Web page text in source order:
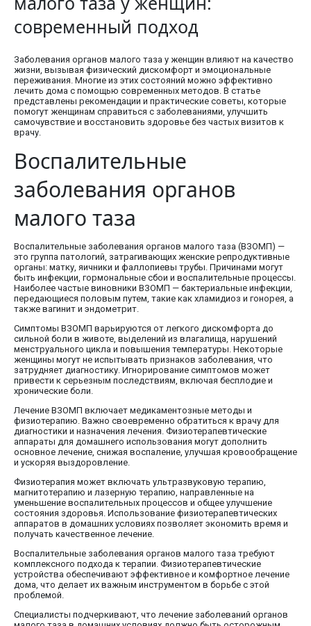
современный подход
Заболевания органов малого таза у женщин влияют на качество
жизни, вызывая физический дискомфорт и эмоциональные
переживания. Многие из этих состояний можно эффективно
лечить дома с помощью современных методов. В статье
представлены рекомендации и практические советы, которые
помогут женщинам справиться с заболеваниями, улучшить
самочувствие и восстановить здоровье без частых визитов к
врачу.
Воспалительные
заболевания органов
малого таза
Воспалительные заболевания органов малого таза (ВЗОМП) —
это группа патологий, затрагивающих женские репродуктивные
органы: матку, яичники и фаллопиевы трубы. Причинами могут
быть инфекции, гормональные сбои и воспалительные процессы.
Наиболее частые виновники ВЗОМП — бактериальные инфекции,
передающиеся половым путем, такие как хламидиоз и гонорея, а
также вагинит и эндометрит.
Симптомы ВЗОМП варьируются от легкого дискомфорта до
сильной боли в животе, выделений из влагалища, нарушений
менструального цикла и повышения температуры. Некоторые
женщины могут не испытывать признаков заболевания, что
затрудняет диагностику. Игнорирование симптомов может
привести к серьезным последствиям, включая бесплодие и
хронические боли.
Лечение ВЗОМП включает медикаментозные методы и
физиотерапию. Важно своевременно обратиться к врачу для
диагностики и назначения лечения. Физиотерапевтические
аппараты для домашнего использования могут дополнить
основное лечение, снижая воспаление, улучшая кровообращение
и ускоряя выздоровление.
Физиотерапия может включать ультразвуковую терапию,
магнитотерапию и лазерную терапию, направленные на
уменьшение воспалительных процессов и общее улучшение
состояния здоровья. Использование физиотерапевтических
аппаратов в домашних условиях позволяет экономить время и
получать качественное лечение.
Воспалительные заболевания органов малого таза требуют
комплексного подхода к терапии. Физиотерапевтические
устройства обеспечивают эффективное и комфортное лечение
дома, что делает их важным инструментом в борьбе с этой
проблемой.
Специалисты подчеркивают, что лечение заболеваний органов